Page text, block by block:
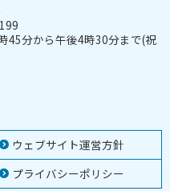
ウェブサイト運営方針
プライバシーポリシー
45分から午後4時30分まで(祝